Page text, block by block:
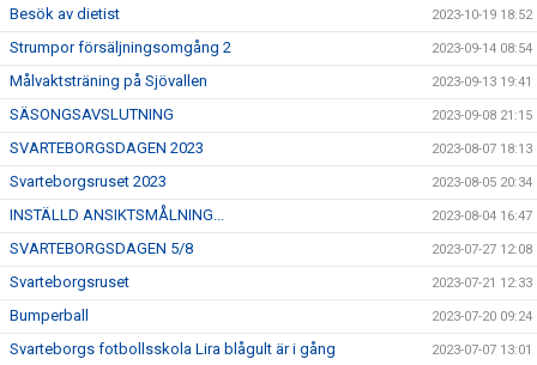
Besök av dietist 2023-10-19 18:52
Strumpor försäljningsomgång 2 2023-09-14 08:54
Målvaktsträning på Sjövallen 2023-09-13 19:41
SÄSONGSAVSLUTNING 2023-09-08 21:15
SVARTEBORGSDAGEN 2023 2023-08-07 18:13
Svarteborgsruset 2023 2023-08-05 20:34
INSTÄLLD ANSIKTSMÅLNING... 2023-08-04 16:47
SVARTEBORGSDAGEN 5/8 2023-07-27 12:08
Svarteborgsruset 2023-07-21 12:33
Bumperball 2023-07-20 09:24
Svarteborgs fotbollsskola Lira blågult är i gång 2023-07-07 13:01